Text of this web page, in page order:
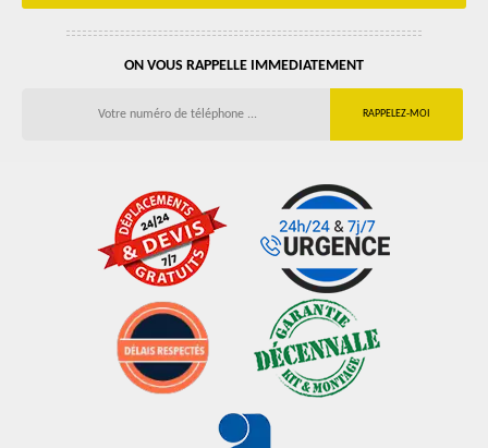
ON VOUS RAPPELLE IMMEDIATEMENT